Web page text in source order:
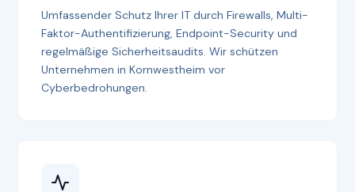
Umfassender Schutz Ihrer IT durch Firewalls, Multi-
Faktor-Authentifizierung, Endpoint-Security und
regelmäßige Sicherheitsaudits. Wir schützen
Unternehmen in Kornwestheim vor
Cyberbedrohungen.